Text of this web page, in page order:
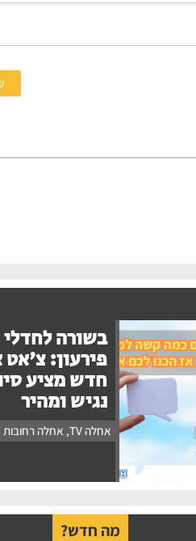
בשורה לחדלי
פירעון: צ'אט
חדש מציע
נגיש ומהיר
אחלה TV , אחלה רחובות
מה חדש?